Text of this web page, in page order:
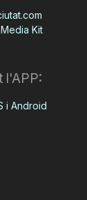
Kit
l'APP:
i Android